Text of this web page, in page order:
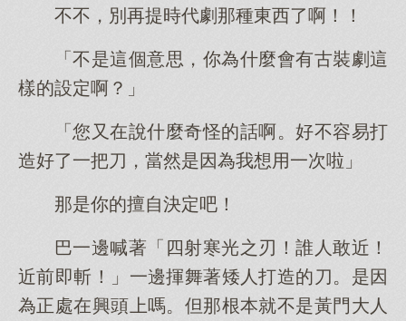
不不，別再提時代劇那種東西了啊！！
「不是這個意思，你為什麼會有古裝劇這
樣的設定啊？」
「您又在說什麼奇怪的話啊。好不容易打
造好了一把刀，當然是因為我想用一次啦」
那是你的擅自決定吧！
巴一邊喊著「四射寒光之刃！誰人敢近！
近前即斬！」一邊揮舞著矮人打造的刀。是因
為正處在興頭上嗎。但那根本就不是黃門大人